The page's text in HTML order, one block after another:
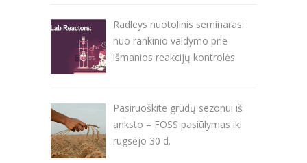
Radleys nuotolinis seminaras:
nuo rankinio valdymo prie
išmanios reakcijų kontrolės
Pasiruoškite grūdų sezonui iš
anksto – FOSS pasiūlymas iki
rugsėjo 30 d.